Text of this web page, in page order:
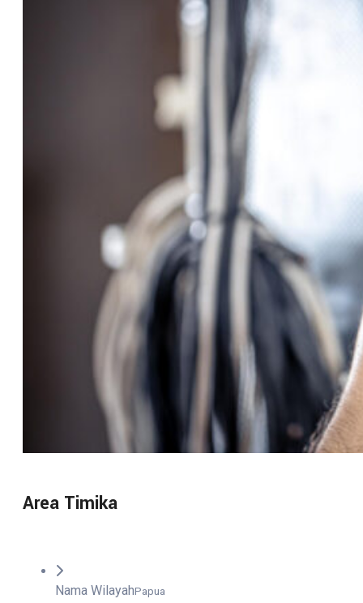
Area Timika
Nama WilayahPapua